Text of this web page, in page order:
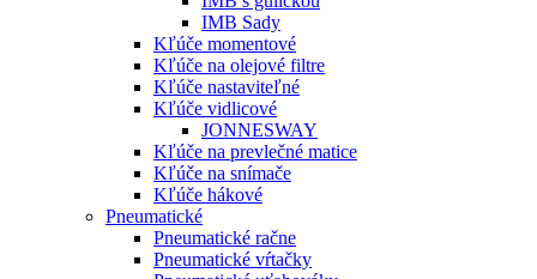
IMB Sady
Kľúče momentové
Kľúče na olejové filtre
Kľúče nastaviteľné
Kľúče vidlicové
JONNESWAY
Kľúče na prevlečné matice
Kľúče na snímače
Kľúče hákové
Pneumatické
Pneumatické račne
Pneumatické vŕtačky